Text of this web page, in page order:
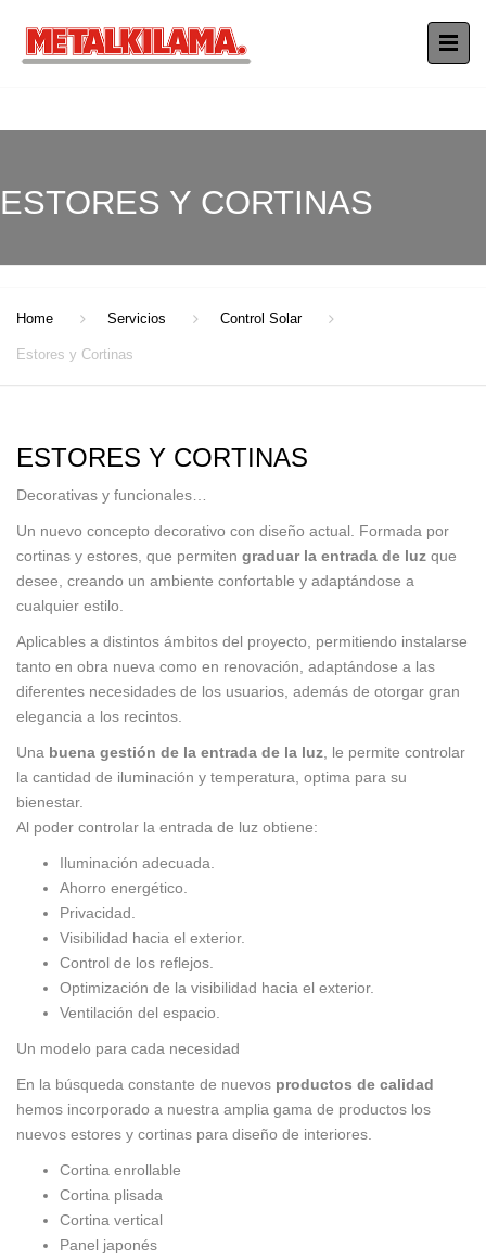
ESTORES Y CORTINAS
Home Servicios Control Solar
Estores y Cortinas
ESTORES Y CORTINAS
Decorativas y funcionales…
Un nuevo concepto decorativo con diseño actual. Formada por
cortinas y estores, que permiten graduar la entrada de luz que
desee, creando un ambiente confortable y adaptándose a
cualquier estilo.
Aplicables a distintos ámbitos del proyecto, permitiendo instalarse
tanto en obra nueva como en renovación, adaptándose a las
diferentes necesidades de los usuarios, además de otorgar gran
elegancia a los recintos.
Una buena gestión de la entrada de la luz , le permite controlar
la cantidad de iluminación y temperatura, optima para su
bienestar.
Al poder controlar la entrada de luz obtiene:
Iluminación adecuada.
Ahorro energético.
Privacidad.
Visibilidad hacia el exterior.
Control de los reflejos.
Optimización de la visibilidad hacia el exterior.
Ventilación del espacio.
Un modelo para cada necesidad
En la búsqueda constante de nuevos productos de calidad
hemos incorporado a nuestra amplia gama de productos los
nuevos estores y cortinas para diseño de interiores.
Cortina enrollable
Cortina plisada
Cortina vertical
Panel japonés